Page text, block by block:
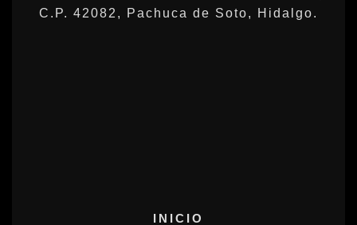
C.P. 42082, Pachuca de Soto, Hidalgo.
INICIO